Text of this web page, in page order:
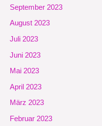
September 2023
August 2023
Juli 2023
Juni 2023
Mai 2023
April 2023
März 2023
Februar 2023